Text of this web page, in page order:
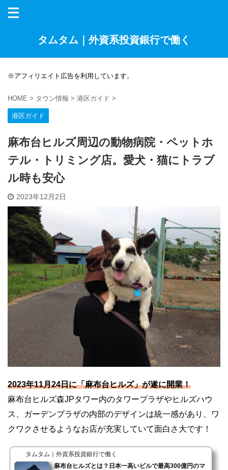
タムタム｜外資系投資銀行で働く
※アフィリエイト広告を利用しています。
HOME > タウン情報 > 港区ガイド >
港区ガイド
麻布台ヒルズ周辺の動物病院・ペットホ
テル・トリミング店。愛犬・猫にトラブ
ル時も安心
2023年12月2日
2023年11月24日に「麻布台ヒルズ」が遂に開業！
麻布台ヒルズ森JPタワー内のタワープラザやヒルズハウ
ス、ガーデンプラザの内部のデザインは統一感があり、ワ
クワクさせるようなお店が充実していて面白さ大です！
タムタム｜外資系投資銀行で働く
麻布台ヒルズとは？日本一高いビルで最高300億円のマ